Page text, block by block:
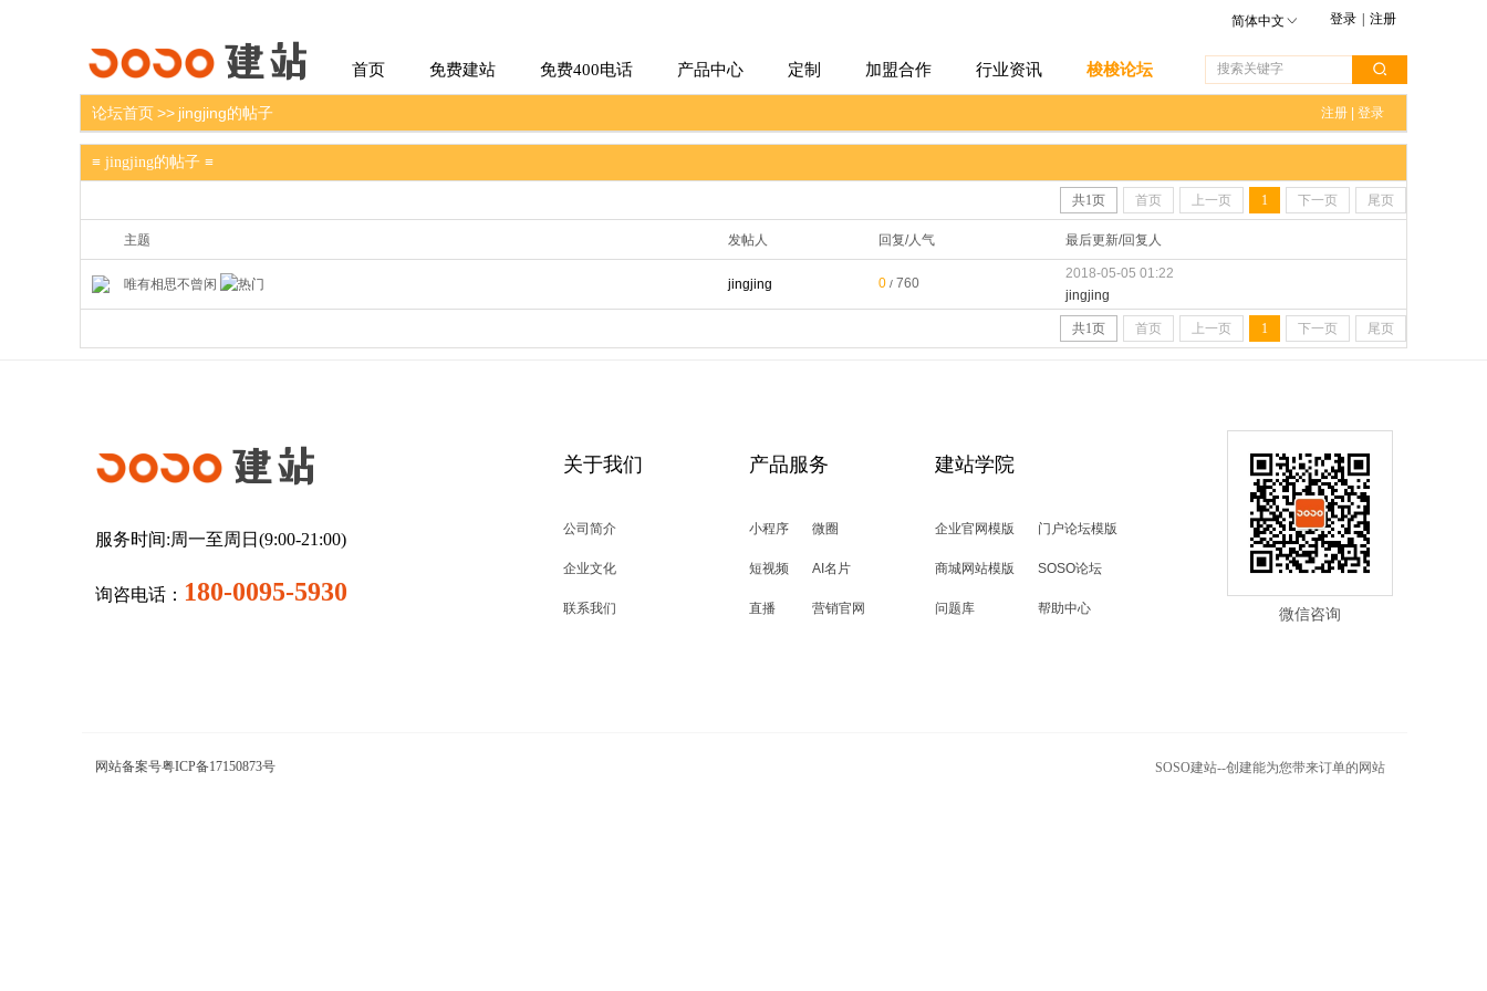
建站
简体中文
首页 免费建站 免费400电话 产品中心 定制 加盟合作 行业资讯 梭梭论坛
登录 注册
论坛首页>> jingjing的帖子 注册 登录
≡ jingjing的帖子 ≡
共1页 首页 上一页 1 下一页 尾页
主题 发帖人 回复/人气 最后更新/回复人
唯有相思不曾闲 jingjing 0 / 760
2018-05-05 01:22
jingjing
共1页 首页 上一页 1 下一页 尾页
服务时间:周一至周日(9:00-21:00)
网站备案号粤ICP备17150873号
建站
询咨电话： 180-0095-5930
关于我们
公司简介
企业文化
联系我们
产品服务
小程序
短视频
直播
微圈
AI名片
营销官网
建站学院
企业官网模版
商城网站模版
问题库
门户论坛模版
SOSO论坛
帮助中心 微信咨询
SOSO建站--创建能为您带来订单的网站